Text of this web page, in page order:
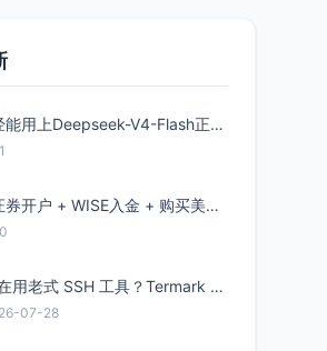
七牛云已经能用上Deepseek-V4-Flash正式版了，点此领取300万Token
美国第一证券开户 + WISE入金 + 购买美股全流程分享
还在用老式 SSH 工具？Termark 新一代跨平台智能SSH客户端了解一下
07-28